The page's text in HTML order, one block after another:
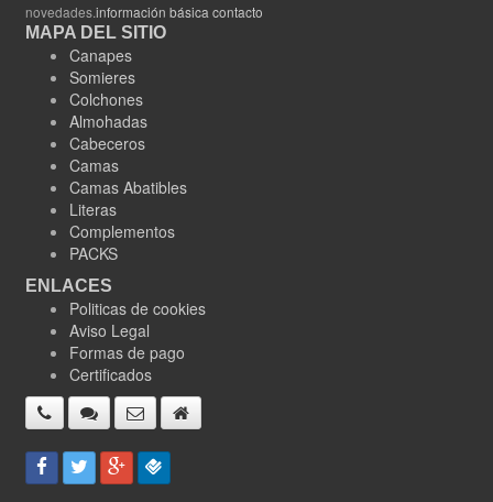
novedades.información básica contacto
MAPA DEL SITIO
Canapes
Somieres
Colchones
Almohadas
Cabeceros
Camas
Camas Abatibles
Literas
Complementos
PACKS
ENLACES
Politicas de cookies
Aviso Legal
Formas de pago
Certificados